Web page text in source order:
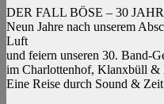
DER FALL BÖSE – 30
Neun Jahre nach unserem
Luft
und feiern unseren 30. Band-
im Charlottenhof, Klanxbüll &
Eine Reise durch Sound &